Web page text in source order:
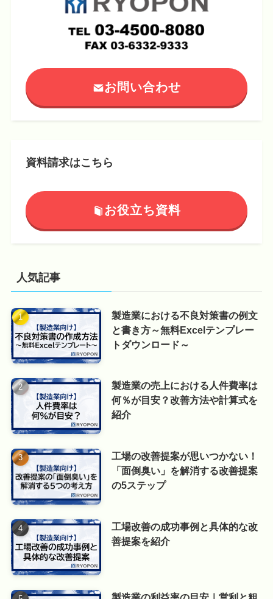
お問い合わせ
資料請求はこちら
お役立ち資料
人気記事
製造業における不良対策書の例文
と書き方～無料Excelテンプレー
トダウンロード～
製造業の売上における人件費率は
何％が目安？改善方法や計算式を
紹介
工場の改善提案が思いつかない！
「面倒臭い」を解消する改善提案
の5ステップ
工場改善の成功事例と具体的な改
善提案を紹介